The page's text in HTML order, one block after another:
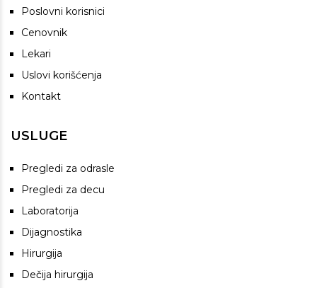
Poslovni korisnici
Cenovnik
Lekari
Uslovi korišćenja
Kontakt
USLUGE
Pregledi za odrasle
Pregledi za decu
Laboratorija
Dijagnostika
Hirurgija
Dečija hirurgija